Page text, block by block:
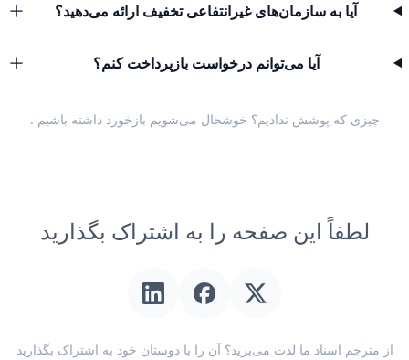
آیا به سازمان‌های غیرانتفاعی تخفیف ارائه می‌دهید؟
آیا می‌توانم درخواست بازپرداخت کنم؟
چیزی که پوشش ندادیم؟ خوشحال می‌شویم بازخورد داشته باشیم .
لطفاً این صفحه را به اشتراک بگذارید
از مترجم اسناد ما لذت می‌برید؟ آن را با دوستان خود به اشتراک بگذارید